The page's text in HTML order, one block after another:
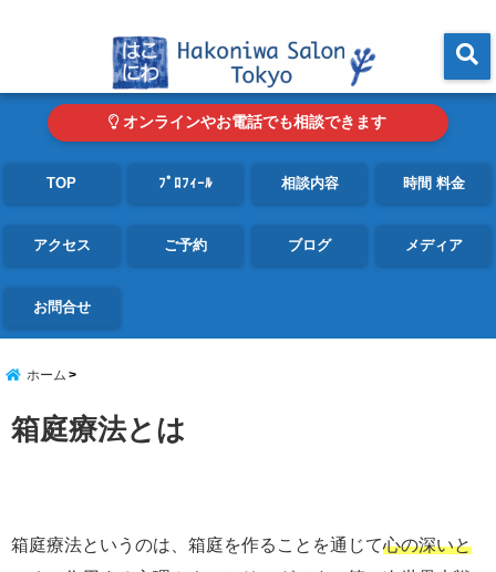
オンラインやお電話でも相談できます
TOP ﾌﾟﾛﾌｨｰﾙ 相談内容 時間 料金
アクセス ご予約 ブログ メディア
お問合せ
ホーム
箱庭療法とは
箱庭療法というのは、箱庭を作ることを通じて心の深いと